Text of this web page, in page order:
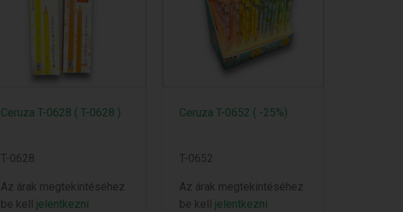
Ceruza T-0628 ( T-0628 )
T-0628
Az árak megtekintéséhez
be kell jelentkezni
Ceruza T-0652 ( -25%)
T-0652
Az árak megtekintéséhez
be kell jelentkezni